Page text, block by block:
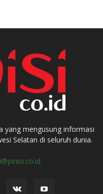
yang mengusung informasi
Selatan di seluruh dunia.